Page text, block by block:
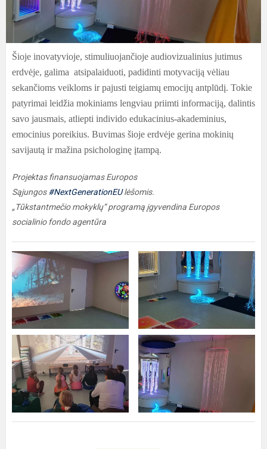
Šioje inovatyvioje, stimuliuojančioje audiovizualinius jutimus
erdvėje, galima atsipalaiduoti, padidinti motyvaciją vėliau
sekančioms veikloms ir pajusti teigiamų emocijų antplūdį. Tokie
patyrimai leidžia mokiniams lengviau priimti informaciją, dalintis
savo jausmais, atliepti individo edukacinius-akademinius,
emocinius poreikius. Buvimas šioje erdvėje gerina mokinių
savijautą ir mažina psichologinę įtampą.
Projektas finansuojamas Europos
Sąjungos#NextGenerationEUlėšomis.
„Tūkstantmečio mokyklų“ programą įgyvendina Europos
socialinio fondo agentūra